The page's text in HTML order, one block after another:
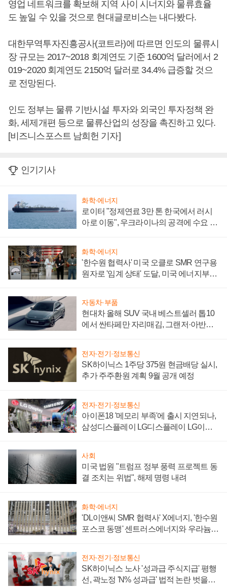
영업 네트워크를 확보해 지역 사이 시너지와 물류효율
도 높일 수 있을 것으로 현대글로비스는 내다봤다.
대한무역투자진흥공사(코트라)에 따르면 인도의 물류시
장 규모는 2017~2018 회계연도 기준 1600억 달러에서 2
019~2020 회계연도 2150억 달러로 34.4% 급증할 것으
로 전망된다.
인도 정부는 물류 기반시설 투자와 외국인 투자정책 완
화, 세제개편 등으로 물류산업의 성장을 촉진하고 있다.
[비즈니스포스트 남희헌 기자]
인기기사
화학·에너지
로이터 "정제연료 3만 톤 한국에서 러시
아로 이동", 우크라이나의 공격에 수요 늘
화학·에너지
'한수원 협력사' 미국 오클로 SMR 연구용
원자로 '임계 상태' 도달, 미국 에너지부
자동차·부품
현대차 올해 SUV 국내 베스트셀러 톱10
에서 싼타페만 자리매김, 그랜저·아반떼
전자·전기·정보통신
SK하이닉스 1주당 375원 현금배당 실시,
추가 주주환원 계획 9월 공개 예정
전자·전기·정보통신
아이폰18 '메모리 부족'에 출시 지연되나,
삼성디스플레이 LG디스플레이 LG이노
사회
미국 법원 "트럼프 정부 풍력 프로젝트 동
결 조치는 위법", 해제 명령 내려
화학·에너지
'DL이앤씨 SMR 협력사' X에너지, '한수원
포스코 동맹' 센트러스에너지와 우라늄
전자·전기·정보통신
SK하이닉스 노사 '성과급 주식지급' 평행
선, 곽노정 'N% 성과급' 법적 논란 벗을지